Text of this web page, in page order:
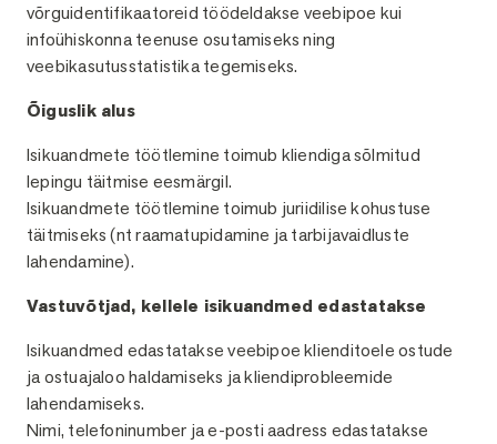
võrguidentifikaatoreid töödeldakse veebipoe kui
infoühiskonna teenuse osutamiseks ning
veebikasutusstatistika tegemiseks.
Õiguslik alus
Isikuandmete töötlemine toimub kliendiga sõlmitud
lepingu täitmise eesmärgil.
Isikuandmete töötlemine toimub juriidilise kohustuse
täitmiseks (nt raamatupidamine ja tarbijavaidluste
lahendamine).
Vastuvõtjad, kellele isikuandmed edastatakse
Isikuandmed edastatakse veebipoe klienditoele ostude
ja ostuajaloo haldamiseks ja kliendiprobleemide
lahendamiseks.
Nimi, telefoninumber ja e-posti aadress edastatakse